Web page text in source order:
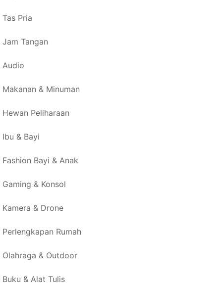
Tas Pria
Jam Tangan
Audio
Makanan & Minuman
Hewan Peliharaan
Ibu & Bayi
Fashion Bayi & Anak
Gaming & Konsol
Kamera & Drone
Perlengkapan Rumah
Olahraga & Outdoor
Buku & Alat Tulis